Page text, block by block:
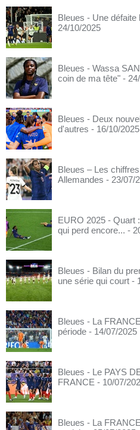
Bleues - Une
24/10/2025
Bleues - Wassa
coin de ma tête" -
Bleues - Deux
d'autres - 16/10/2025
Bleues – Les
Allemandes - 23/07/
EURO 2025 - Quart
qui perd encore... -
Bleues - Bilan du
une série qui court -
Bleues - La
période - 14/07/2025
Bleues - Le PAYS
FRANCE - 10/07/
Bleues - La